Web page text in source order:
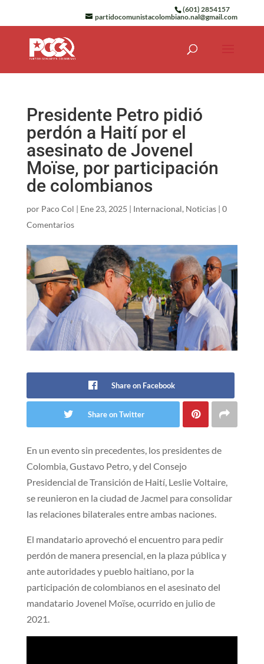
(601) 2854157
partidocomunistacolombiano.nal@gmail.com
Presidente Petro pidió
perdón a Haití por el
asesinato de Jovenel
Moïse, por participación
de colombianos
por Paco Col | Ene 23, 2025 | Internacional, Noticias| 0
Comentarios
Share on Facebook
Share on Twitter
En un evento sin precedentes, los presidentes de
Colombia, Gustavo Petro, y del Consejo
Presidencial de Transición de Haití, Leslie Voltaire,
se reunieron en la ciudad de Jacmel para consolidar
las relaciones bilaterales entre ambas naciones.
El mandatario aprovechó el encuentro para pedir
perdón de manera presencial, en la plaza pública y
ante autoridades y pueblo haitiano, por la
participación de colombianos en el asesinato del
mandatario Jovenel Moïse, ocurrido en julio de
2021.